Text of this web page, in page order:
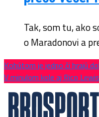
Tak, som tu, ako
o Maradonovi a
Kohútom je jedno či hrajú
V minulom kole aj Rico